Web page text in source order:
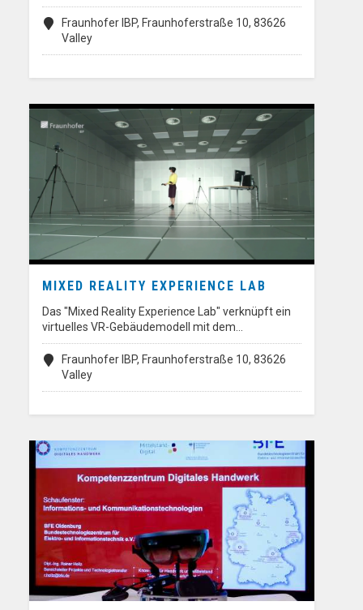
Fraunhofer IBP, Fraunhoferstraße 10, 83626
Valley
MIXED REALITY EXPERIENCE LAB
Das "Mixed Reality Experience Lab" verknüpft ein
virtuelles VR-Gebäudemodell mit dem…
Fraunhofer IBP, Fraunhoferstraße 10, 83626
Valley